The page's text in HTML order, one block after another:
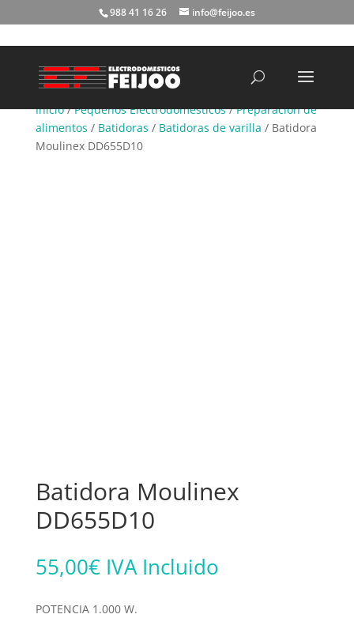
988 41 16 26 info@feijoo.es
Inicio/Pequeños Electrodomésticos/Preparación de
alimentos / Batidoras / Batidoras de varilla / Batidora
Moulinex DD655D10
Batidora Moulinex
DD655D10
55,00€ IVA Incluido
POTENCIA 1.000 W.